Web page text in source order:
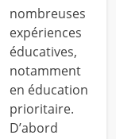
nombreuses
expériences
éducatives,
notamment
en éducation
prioritaire.
D’abord